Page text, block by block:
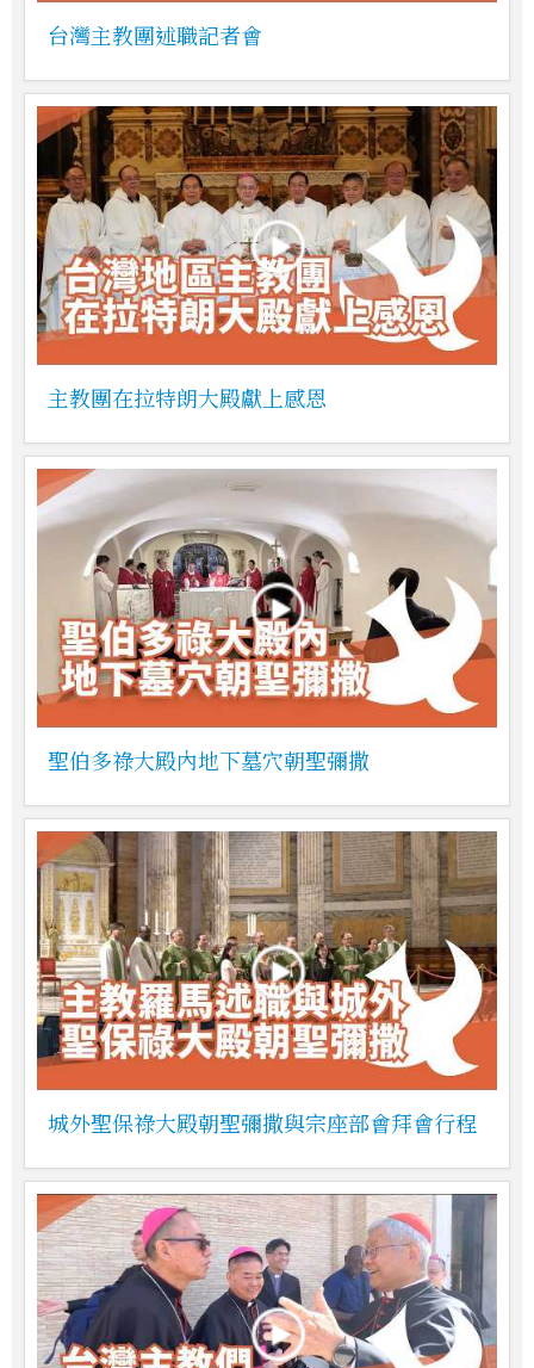
台灣主教團述職記者會
主教團在拉特朗大殿獻上感恩
聖伯多祿大殿內地下墓穴朝聖彌撒
城外聖保祿大殿朝聖彌撒與宗座部會拜會行程